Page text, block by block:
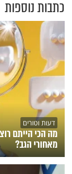
כתבות נוספות
דעות וטורים
מה הכי הייתם
מאחורי הגב?